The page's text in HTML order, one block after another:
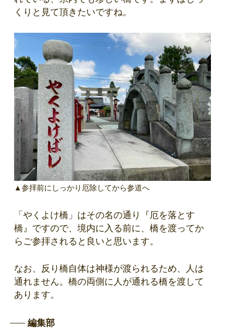
くりと見て頂きたいですね。
▲参拝前にしっかり厄除してから参道へ
「やくよけ橋」はその名の通り『厄を落とす
橋』ですので、境内に入る前に、橋を渡ってか
らご参拝されると良いと思います。
なお、反り橋自体は神様が渡られるため、人は
通れません。橋の両側に人が通れる橋を渡して
あります。
編集部